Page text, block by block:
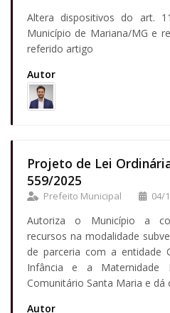
Altera dispositivos do art.
Município de Mariana/MG e
referido artigo
Autor
Projeto de Lei
559/2025
Prefeito Municipal 04/
Autoriza o Município a
recursos na modalidade
de parceria com a entidade
Infância e a Maternidade
Comunitário Santa Maria e dá
Autor